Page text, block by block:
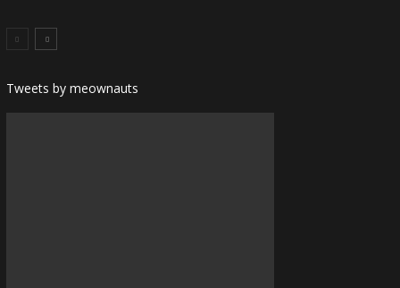
Tweets by meownauts